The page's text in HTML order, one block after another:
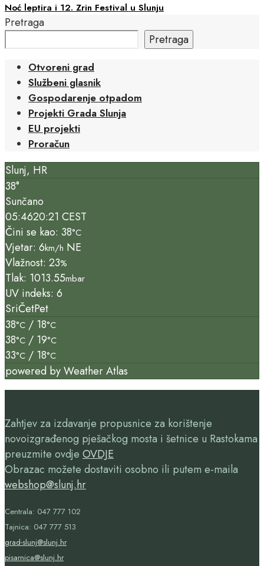
Noć leptira i 12. Zrin Festival u Slunju
Pretraga
Pretraga
Otvoreni grad
Službeni glasnik
Gospodarenje otpadom
Projekti Grada Slunja
EU projekti
Proračun
Slunj, HR
38°
Sunčano
05:4620:21 CEST
Čini se kao: 38°C
Vjetar: 6km/h NE
Vlažnost: 23%
Tlak: 1013.55mbar
UV indeks: 6
SriČetPet
38°C / 18°C
38°C / 19°C
33°C / 18°C
powered byWeather Atlas
Zahtjev za izdavanje propusnice za korištenje
novoizgrađenog pješačkog mosta i šetnice u Rastokama
preuzmite ovdje OVDJE
Obrazac možete dostaviti osobno ili putem e-maila
webshop@slunj.hr
Centrala: 047 777 102
Tajnica: 047 777 513
grad-slunj@slunj.hr
pisarnica@slunj.hr